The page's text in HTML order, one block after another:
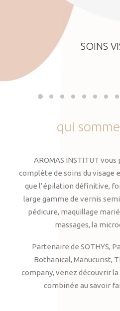
SOINS
qui
AROMAS INSTITUT
complète de soins du visage
que l’épilation définitive,
large gamme de vernis
pédicure, maquillage
massages, la
Partenaire de SOTHYS,
Bothanical, Manucurist,
company, venez découvrir
combinée au savoir